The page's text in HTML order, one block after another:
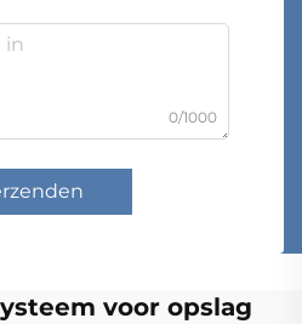
0/1000
voor opslag